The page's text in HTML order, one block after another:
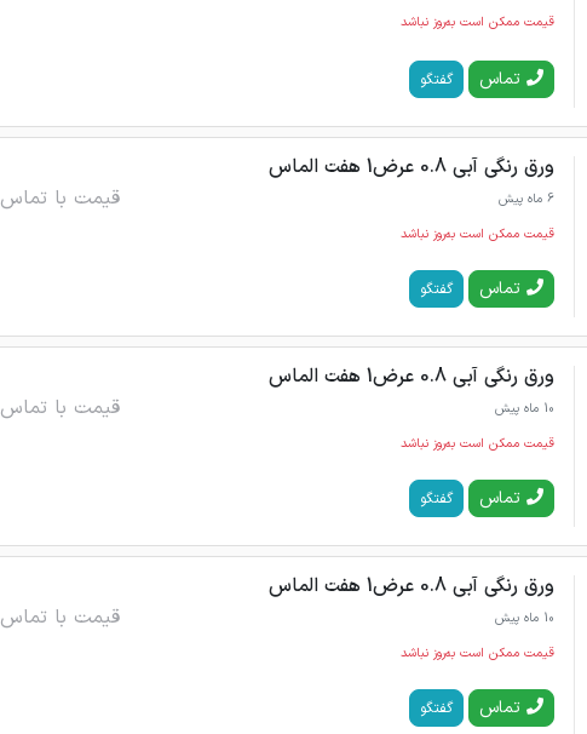
قیمت ممکن است به‌روز نباشد
تماس گفتگو
ورق رنگی آبی 0.8 عرض1 هفت الماس
6 ماه پیش قیمت با تماس
قیمت ممکن است به‌روز نباشد
تماس گفتگو
ورق رنگی آبی 0.8 عرض1 هفت الماس
10 ماه پیش قیمت با تماس
قیمت ممکن است به‌روز نباشد
تماس گفتگو
ورق رنگی آبی 0.8 عرض1 هفت الماس
10 ماه پیش قیمت با تماس
قیمت ممکن است به‌روز نباشد
تماس گفتگو